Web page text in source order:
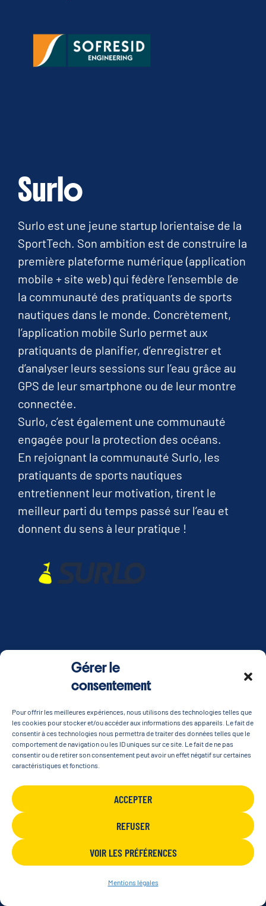
Gérer le
consentement
Pour offrir les meilleures expériences, nous utilisons des technologies telles que
les cookies pour stocker et/ou accéder aux informations des appareils. Le fait de
consentir à ces technologies nous permettra de traiter des données telles que le
comportement de navigation ou les ID uniques sur ce site. Le fait de ne pas
consentir ou de retirer son consentement peut avoir un effet négatif sur certaines
caractéristiques et fonctions.
ACCEPTER
REFUSER
VOIR LES PRÉFÉRENCES
Mentions légales
Surlo
Surlo est une jeune startup lorientaise de la
SportTech. Son ambition est de construire la
première plateforme numérique (application
mobile + site web) qui fédère l’ensemble de
la communauté des pratiquants de sports
nautiques dans le monde. Concrètement,
l’application mobile Surlo permet aux
pratiquants de planifier, d’enregistrer et
d’analyser leurs sessions sur l’eau grâce au
GPS de leur smartphone ou de leur montre
connectée.
Surlo, c’est également une communauté
engagée pour la protection des océans.
En rejoignant la communauté Surlo, les
pratiquants de sports nautiques
entretiennent leur motivation, tirent le
meilleur parti du temps passé sur l’eau et
donnent du sens à leur pratique !
Temano
Temano – Technologies Marines Nouvelles –
propose des solutions de mouillages
innovantes et écologiques de l’ancrage à la
bouée. L’éco-conception de ces solutions
permet de réduire l’impact des activités
maritimes sur les fonds marins.
A l’aide des technologies elastomères,
Temano développe des produits innovants